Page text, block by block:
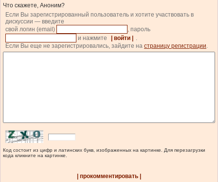
Что скажете, Аноним?
Если Вы зарегистрированный пользователь и хотите участвовать в
дискуссии — введите
свой логин (email)
, пароль
и нажмите
| войти |
.
Если Вы еще не зарегистрировались, зайдите на страницу регистрации.
Код состоит из цифр и латинских букв, изображенных на картинке. Для перезагрузки
кода кликните на картинке.
| прокомментировать |